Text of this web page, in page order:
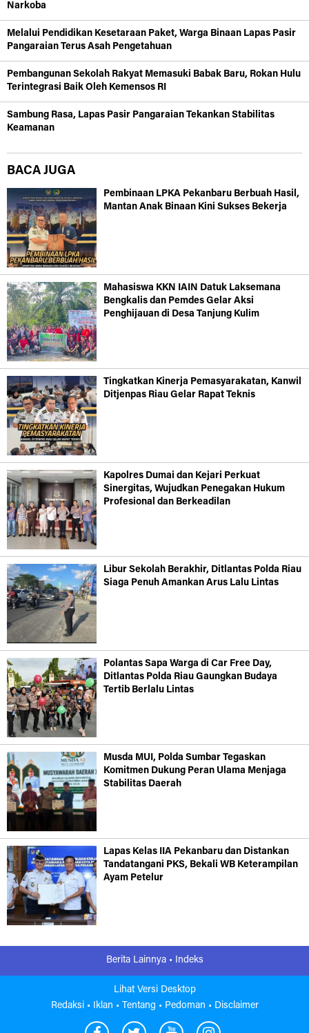
Narkoba
Melalui Pendidikan Kesetaraan Paket, Warga Binaan Lapas Pasir
Pangaraian Terus Asah Pengetahuan
Pembangunan Sekolah Rakyat Memasuki Babak Baru, Rokan Hulu
Terintegrasi Baik Oleh Kemensos RI
Sambung Rasa, Lapas Pasir Pangaraian Tekankan Stabilitas
Keamanan
BACA JUGA
Pembinaan LPKA Pekanbaru Berbuah Hasil,
Mantan Anak Binaan Kini Sukses Bekerja
Mahasiswa KKN IAIN Datuk Laksemana
Bengkalis dan Pemdes Gelar Aksi
Penghijauan di Desa Tanjung Kulim
Tingkatkan Kinerja Pemasyarakatan, Kanwil
Ditjenpas Riau Gelar Rapat Teknis
Kapolres Dumai dan Kejari Perkuat
Sinergitas, Wujudkan Penegakan Hukum
Profesional dan Berkeadilan
Libur Sekolah Berakhir, Ditlantas Polda Riau
Siaga Penuh Amankan Arus Lalu Lintas
Polantas Sapa Warga di Car Free Day,
Ditlantas Polda Riau Gaungkan Budaya
Tertib Berlalu Lintas
Musda MUI, Polda Sumbar Tegaskan
Komitmen Dukung Peran Ulama Menjaga
Stabilitas Daerah
Lapas Kelas IIA Pekanbaru dan Distankan
Tandatangani PKS, Bekali WB Keterampilan
Ayam Petelur
Berita Lainnya • Indeks
Lihat Versi Desktop
Redaksi •
Iklan • Tentang • Pedoman • Disclaimer